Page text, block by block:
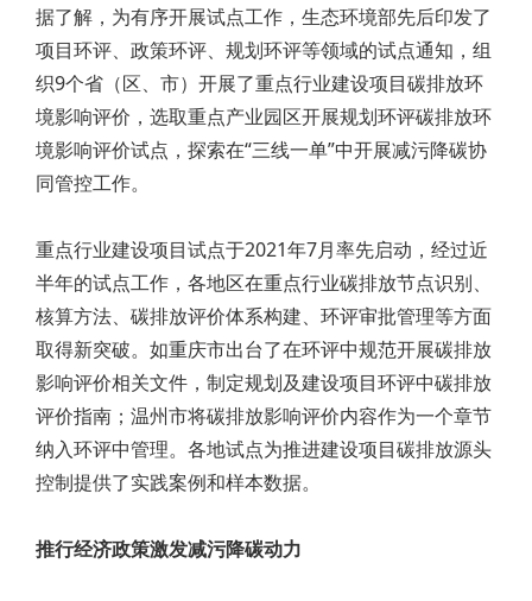
据了解，为有序开展试点工作，生态环境部先后印发了
项目环评、政策环评、规划环评等领域的试点通知，组
织9个省（区、市）开展了重点行业建设项目碳排放环
境影响评价，选取重点产业园区开展规划环评碳排放环
境影响评价试点，探索在“三线一单”中开展减污降碳协
同管控工作。
重点行业建设项目试点于2021年7月率先启动，经过近
半年的试点工作，各地区在重点行业碳排放节点识别、
核算方法、碳排放评价体系构建、环评审批管理等方面
取得新突破。如重庆市出台了在环评中规范开展碳排放
影响评价相关文件，制定规划及建设项目环评中碳排放
评价指南；温州市将碳排放影响评价内容作为一个章节
纳入环评中管理。各地试点为推进建设项目碳排放源头
控制提供了实践案例和样本数据。
推行经济政策激发减污降碳动力